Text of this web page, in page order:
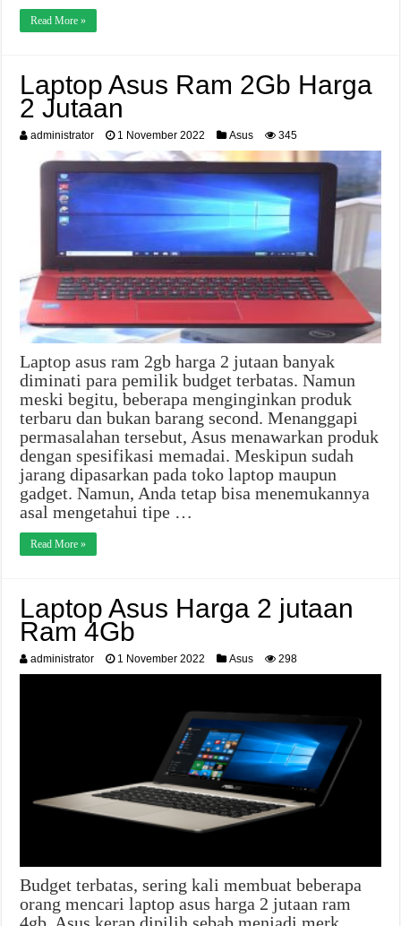
Read More »
Laptop Asus Ram 2Gb Harga
2 Jutaan
administrator 1 November 2022 Asus 345
Laptop asus ram 2gb harga 2 jutaan banyak
diminati para pemilik budget terbatas. Namun
meski begitu, beberapa menginginkan produk
terbaru dan bukan barang second. Menanggapi
permasalahan tersebut, Asus menawarkan produk
dengan spesifikasi memadai. Meskipun sudah
jarang dipasarkan pada toko laptop maupun
gadget. Namun, Anda tetap bisa menemukannya
asal mengetahui tipe …
Read More »
Laptop Asus Harga 2 jutaan
Ram 4Gb
administrator 1 November 2022 Asus 298
Budget terbatas, sering kali membuat beberapa
orang mencari laptop asus harga 2 jutaan ram